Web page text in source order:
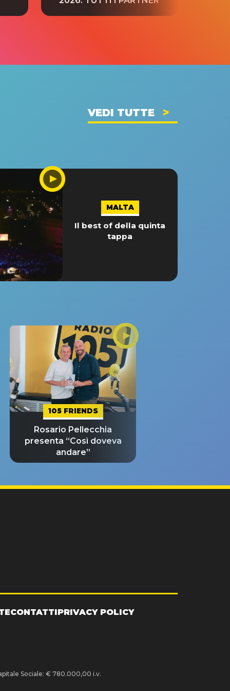
VEDI TUTTE
MALTA
Il best of della quinta
tappa
105 FRIENDS
Rosario Pellecchia
presenta “Così doveva
andare”
CONTATTIPRIVACY POLICY
Sociale: € 780.000,00 i.v.